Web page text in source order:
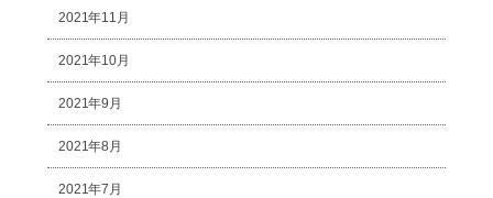
2021年11月
2021年10月
2021年9月
2021年8月
2021年7月